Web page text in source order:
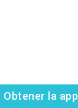
Obtener la app